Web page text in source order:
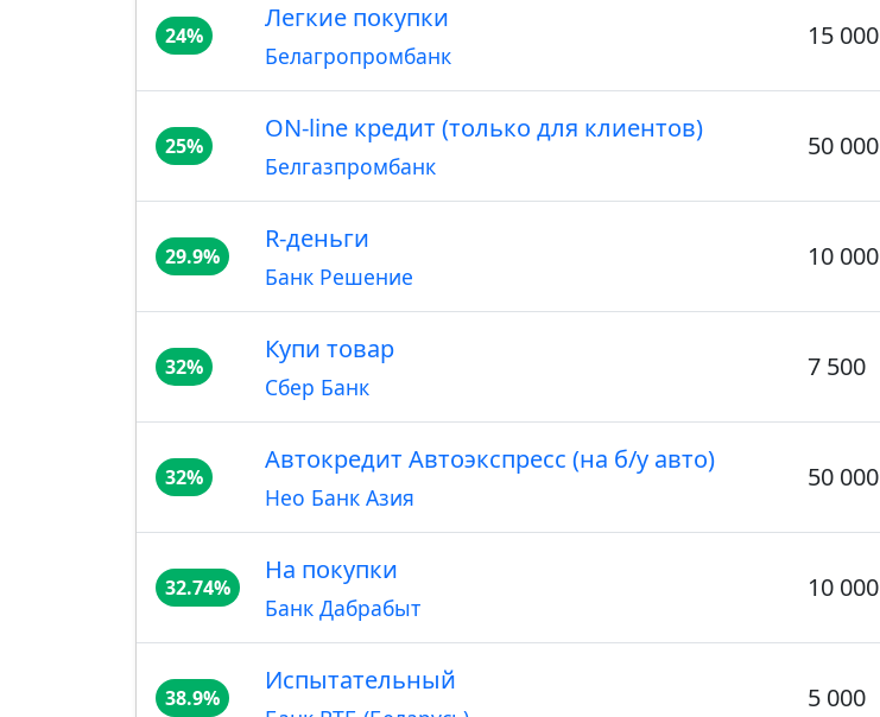
24%
Легкие покупки
Белагропромбанк
15 000
25%
ON-line кредит (только для клиентов)
Белгазпромбанк
50 000
29.9%
R-деньги
Банк Решение
10 000
32%
Купи товар
Сбер Банк
7 500
32%
Автокредит Автоэкспресс (на б/у авто)
Нео Банк Азия
50 000
32.74%
На покупки
Банк Дабрабыт
10 000
38.9%
Испытательный
5 000